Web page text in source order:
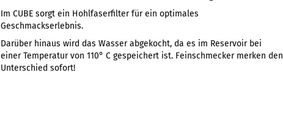
Im CUBE sorgt ein Hohlfaserfilter für ein optimales
Geschmackserlebnis.
Darüber hinaus wird das Wasser abgekocht, da es im Reservoir bei
einer Temperatur von 110° C gespeichert ist. Feinschmecker merken den
Unterschied sofort!